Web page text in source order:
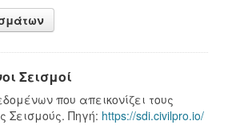
Σεισμοί
που απεικονίζει τους
Πηγή: https://sdi.civilpro.io/